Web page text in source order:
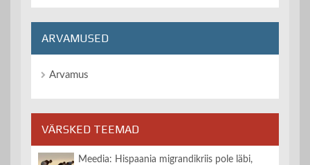
ARVAMUSED
Arvamus
VÄRSKED TEEMAD
Meedia: Hispaania migrandikriis pole läbi,